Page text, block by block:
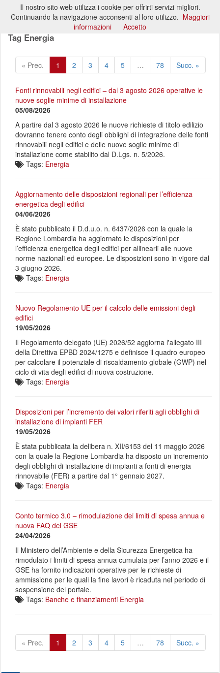
Tag Energia
« Prec. 1 2 3 4 5 … 78 Succ. »
Fonti rinnovabili negli edifici – dal 3 agosto 2026 operative le
nuove soglie minime di installazione
05/08/2026
A partire dal 3 agosto 2026 le nuove richieste di titolo edilizio
dovranno tenere conto degli obblighi di integrazione delle fonti
rinnovabili negli edifici e delle nuove soglie minime di
installazione come stabilito dal D.Lgs. n. 5/2026.
Tags: Energia
Aggiornamento delle disposizioni regionali per l’efficienza
energetica degli edifici
04/06/2026
È stato pubblicato il D.d.u.o. n. 6437/2026 con la quale la
Regione Lombardia ha aggiornato le disposizioni per
l’efficienza energetica degli edifici per allinearli alle nuove
norme nazionali ed europee. Le disposizioni sono in vigore dal
3 giugno 2026.
Tags: Energia
Nuovo Regolamento UE per il calcolo delle emissioni degli
edifici
19/05/2026
Il Regolamento delegato (UE) 2026/52 aggiorna l'allegato III
della Direttiva EPBD 2024/1275 e definisce il quadro europeo
per calcolare il potenziale di riscaldamento globale (GWP) nel
ciclo di vita degli edifici di nuova costruzione.
Tags: Energia
Disposizioni per l’incremento dei valori riferiti agli obblighi di
installazione di impianti FER
19/05/2026
È stata pubblicata la delibera n. XII/6153 del 11 maggio 2026
con la quale la Regione Lombardia ha disposto un incremento
degli obblighi di installazione di impianti a fonti di energia
rinnovabile (FER) a partire dal 1° gennaio 2027.
Tags: Energia
Conto termico 3.0 – rimodulazione dei limiti di spesa annua e
nuova FAQ del GSE
24/04/2026
Il Ministero dell’Ambiente e della Sicurezza Energetica ha
rimodulato i limiti di spesa annua cumulata per l’anno 2026 e il
GSE ha fornito indicazioni operative per le richieste di
ammissione per le quali la fine lavori è ricaduta nel periodo di
sospensione del portale.
Tags: Banche e finanziamenti Energia
« Prec. 1 2 3 4 5 … 78 Succ. »
Il nostro sito web utilizza i cookie per offrirti servizi migliori.
Continuando la navigazione acconsenti al loro utilizzo. Maggiori
informazioni
Accetto